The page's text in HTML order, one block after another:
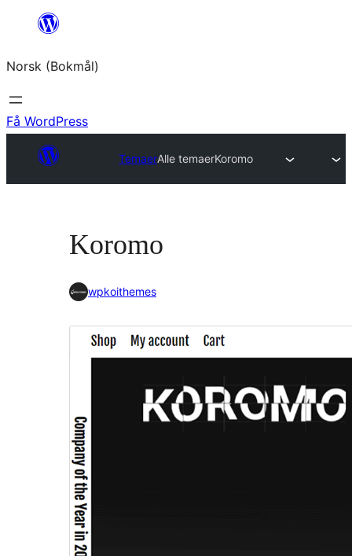
Hopp
innhold
Norsk (Bokmål)
Få WordPress
TemaerAlle temaerKoromo
Koromo
wpkoithemes